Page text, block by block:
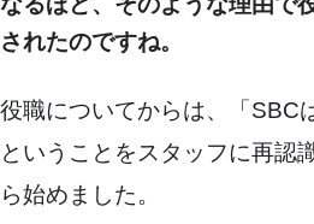
されたのですね。
役職についてからは、「SBC
ということをスタッフに再認
ら始めました。